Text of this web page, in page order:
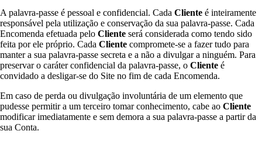
A palavra-passe é pessoal e confidencial. Cada Cliente é inteiramente
responsável pela utilização e conservação da sua palavra-passe. Cada
Encomenda efetuada pelo Cliente será considerada como tendo sido
feita por ele próprio. Cada Cliente compromete-se a fazer tudo para
manter a sua palavra-passe secreta e a não a divulgar a ninguém. Para
preservar o caráter confidencial da palavra-passe, o Cliente é
convidado a desligar-se do Site no fim de cada Encomenda.
Em caso de perda ou divulgação involuntária de um elemento que
pudesse permitir a um terceiro tomar conhecimento, cabe ao Cliente
modificar imediatamente e sem demora a sua palavra-passe a partir da
sua Conta.